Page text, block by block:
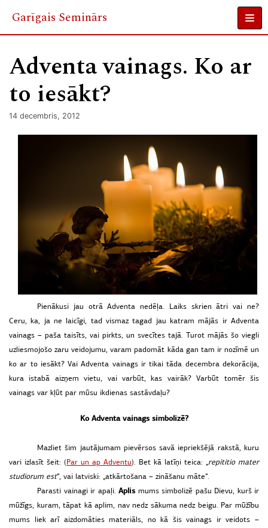
Skip
content
Garīgais Seminārs
Adventa vainags. Ko ar
to iesākt?
14 decembris, 2012
Pienākusi jau otrā Adventa nedēļa. Laiks skrien ātri vai ne?
Ceru, ka, ja ne laicīgi, tad vismaz tagad jau katram mājās ir Adventa
vainags – paša taisīts, vai pirkts, un svecītes tajā. Turot mājās šo viegli
uzliesmojošo zaru veidojumu, varam padomāt kāda gan tam ir nozīmē un
ko ar to iesākt? Vai Adventa vainags ir tikai tāda decembra dekorācija,
kura istabā aizņem vietu, vai varbūt, kas vairāk? Varbūt tomēr šis
vainags var kļūt par mūsu ikdienas sastāvdaļu?
Ko Adventa vainags simbolizē?
Mazliet šim jautājumam pievērsos savā iepriekšējā rakstā, kuru
vari izlasīt šeit: (Par un ap Adventu). Bet kā latīņi teica: „repititio mater
studiorum est”, vai latviski: „atkārtošana – zināšanu māte”.
Parasti vainagi ir apaļi.Aplis mums simbolizē pašu Dievu, kurš ir
mūžīgs, kuram, tāpat kā aplim, nav nedz sākuma nedz beigu. Par mūžību
mums liek arī aizdomāties materiāls, no kā šis vainags ir veidots –